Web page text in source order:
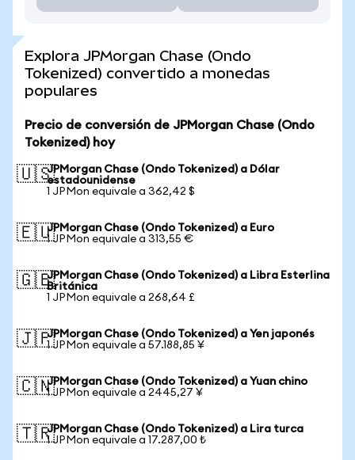
Explora JPMorgan Chase (Ondo
Tokenized) convertido a monedas
populares
Precio de conversión de JPMorgan Chase (Ondo
Tokenized) hoy
🇺🇸JPMorgan Chase (Ondo Tokenized) a Dólar
estadounidense
1 JPMon equivale a 362,42 $
🇪🇺JPMorgan Chase (Ondo Tokenized) a Euro
1 JPMon equivale a 313,55 €
🇬🇧JPMorgan Chase (Ondo Tokenized) a Libra Esterlina
Británica
1 JPMon equivale a 268,64 £
🇯🇵JPMorgan Chase (Ondo Tokenized) a Yen japonés
1 JPMon equivale a 57.188,85 ¥
🇨🇳JPMorgan Chase (Ondo Tokenized) a Yuan chino
1 JPMon equivale a 2445,27 ¥
🇹🇷JPMorgan Chase (Ondo Tokenized) a Lira turca
1 JPMon equivale a 17.287,00 ₺